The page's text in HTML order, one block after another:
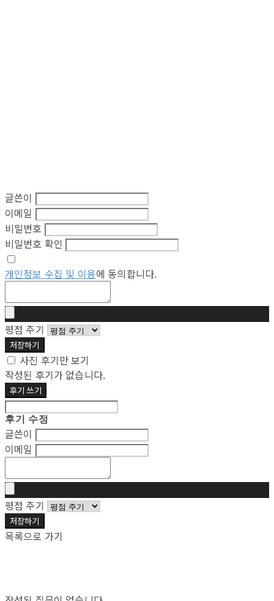
글쓴이
이메일
비밀번호
비밀번호 확인
개인정보 수집 및 이용에 동의합니다.
평점 주기
저장하기
사진 후기만 보기
작성된 후기가 없습니다.
후기 쓰기
후기 수정
글쓴이
이메일
평점 주기
저장하기
목록으로 가기